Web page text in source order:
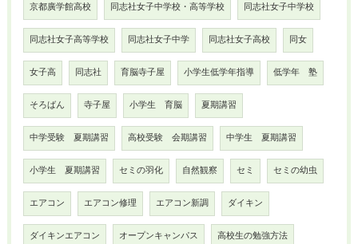
京都廣学館高校 同志社女子中学校・高等学校 同志社女子中学校
同志社女子高等学校 同志社女子中学 同志社女子高校 同女
女子高 同志社 育脳寺子屋 小学生低学年指導 低学年 塾
そろばん 寺子屋 小学生 育脳 夏期講習
中学受験 夏期講習 高校受験 会期講習 中学生 夏期講習
小学生 夏期講習 セミの羽化 自然観察 セミ セミの幼虫
エアコン エアコン修理 エアコン新調 ダイキン
ダイキンエアコン オープンキャンパス 高校生の勉強方法